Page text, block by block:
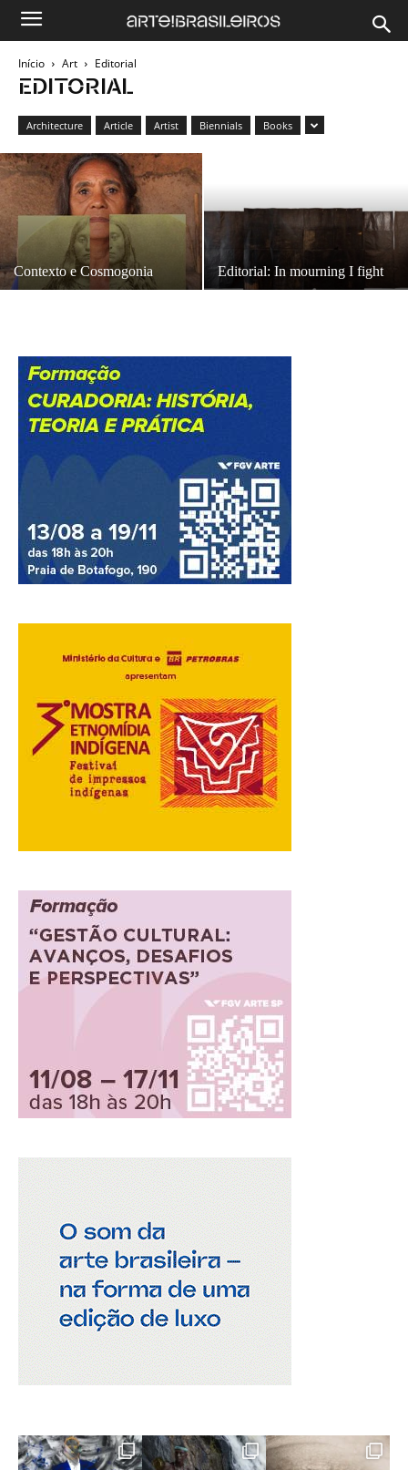
Início Art Editorial
EDITORIAL
Architecture Article Artist Biennials Books
Contexto e Cosmogonia Editorial: In mourning I fight